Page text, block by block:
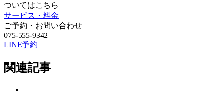
ついてはこちら
サービス・料金
ご予約・お問い合わせ
075-555-9342
LINE予約
関連記事